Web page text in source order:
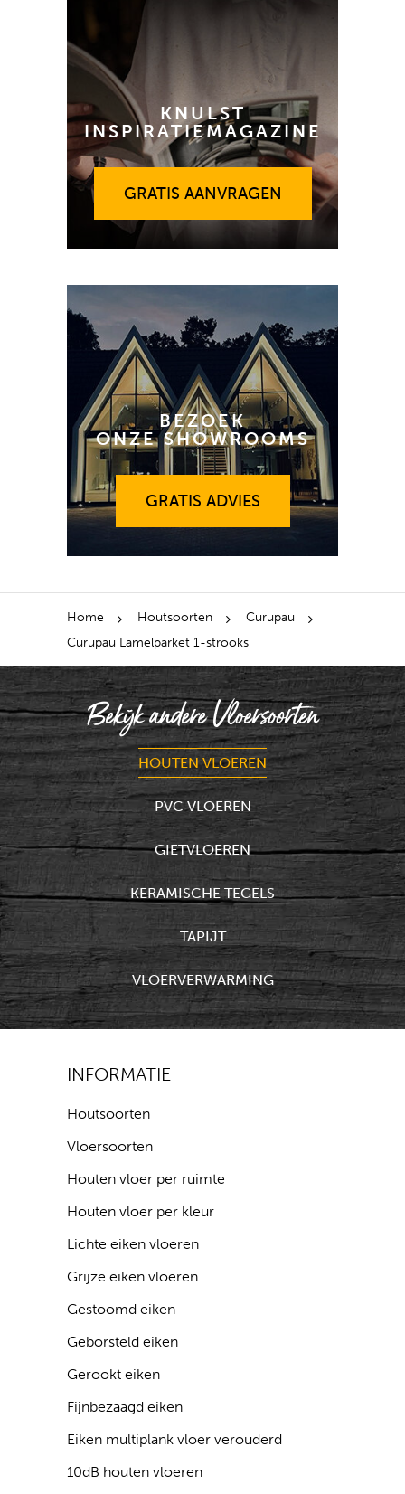
KNULST
INSPIRATIEMAGAZINE
GRATIS AANVRAGEN
GRATIS AANVRAGEN
BEZOEK
ONZE SHOWROOMS
GRATIS ADVIES
GRATIS ADVIES
Home Houtsoorten
Curupau
Curupau Lamelparket 1-strooks
Bekijk andere Vloersoorten
HOUTEN VLOEREN
PVC VLOEREN
GIETVLOEREN
KERAMISCHE TEGELS
TAPIJT
VLOERVERWARMING
INFORMATIE
Houtsoorten
Vloersoorten
Houten vloer per ruimte
Houten vloer per kleur
Lichte eiken vloeren
Grijze eiken vloeren
Gestoomd eiken
Geborsteld eiken
Gerookt eiken
Fijnbezaagd eiken
Eiken multiplank vloer verouderd
10dB houten vloeren